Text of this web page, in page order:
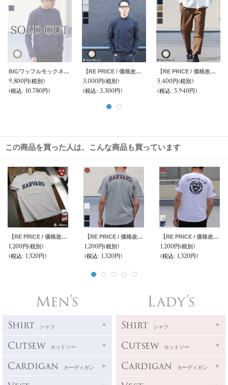
BIGワッフルモックネック長袖ニットソー【MADE IN JAPAN】『日本製』/ Upscape Audience
9,800円(税別)
(税込: 10,780円)
【RE PRICE / 価格改定】度詰裏毛ドロップショルダークルーネック長袖スウェット【MADE IN JAPAN】『日本製』/ Upscape Audience
3,000円(税別)
(税込: 3,300円)
【RE PRICE / 価格改定】馬布ワイド2タックイージーアンクル【MADE IN JAPAN】『日本製』 / Upscape Audience
5,400円(税別)
(税込: 5,940円)
この商品を買った人は、こんな商品も買っています
【RE PRICE / 価格改定】HARVARD"HARVARD"C/N S/S 6oz オールドプリントT [Lady's] / Audience
1,200円(税別)
(税込: 1,320円)
【RE PRICE / 価格改定】Harvard University "HARVARD" 7.1oz米綿丸胴オールドプリントクルーネックポケットT / Audience
1,200円(税別)
(税込: 1,320円)
【RE PRICE / 価格改定】Harvard ”3面”プリントTEE【Audience】
1,200円(税別)
(税込: 1,320円)
Men's
Shirt シャツ
Cutsew カットソー
Cardigan カーディガン
Lady's
Shirt シャツ
Cutsew カットソー
Cardigan カーディガン